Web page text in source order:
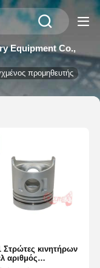
Equipment Co.,
προμηθευτής
Στρώτες κινητήρων
αριθμός